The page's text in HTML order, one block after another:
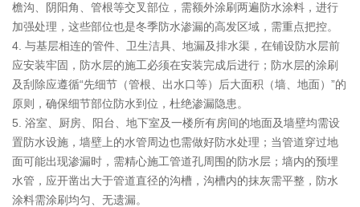
檐沟、阴阳角、管根等交叉部位，需额外涂刷两遍防水涂料，进行
加强处理，这些部位也是冬季防水渗漏的高发区域，需重点把控。
4. 与基层相连的管件、卫生洁具、地漏及排水渠，在铺设防水层前
应安装牢固，防水层的施工必须在安装完成后进行；防水层的涂刷
及刮除应遵循“先细节（管根、出水口等）后大面积（墙、地面）”的
原则，确保细节部位防水到位，杜绝渗漏隐患。
5. 浴室、厨房、阳台、地下室及一楼所有房间的地面及墙壁均需设
置防水设施，墙壁上的水管周边也需做好防水处理；当管道穿过地
面可能出现渗漏时，需精心施工管道孔周围的防水层；墙内的预埋
水管，应开凿出大于管道直径的沟槽，沟槽内的抹灰需平整，防水
涂料需涂刷均匀、无遗漏。